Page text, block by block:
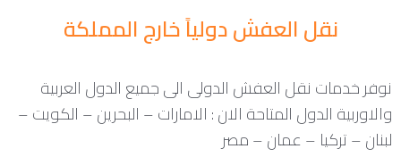
نقل العفش دولياً خارج المملكة
نوفر خدمات نقل العفش الدولى الى جميع الدول العربية
والاوربية الدول المتاحة الان : الامارات – البحرين – الكويت –
لبنان – تركيا – عمان – مصر